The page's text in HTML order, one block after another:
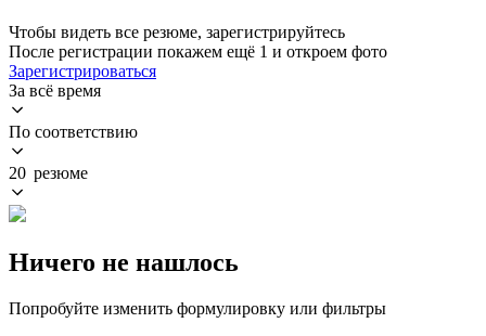
Чтобы видеть все резюме, зарегистрируйтесь
После регистрации покажем ещё 1 и откроем фото
Зарегистрироваться
За всё время
По соответствию
20 резюме
Ничего не нашлось
Попробуйте изменить формулировку или фильтры